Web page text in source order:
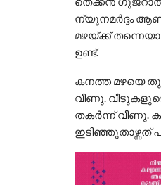
ന്യൂനമർദ്ദം ആണ്
മഴയ്ക്ക്
ഉണ്ട്.
കനത്ത മഴയെ
വീണു.
തകർന്ന് വീണു.
ഇടിഞ്ഞുതാഴ്ന്നത്